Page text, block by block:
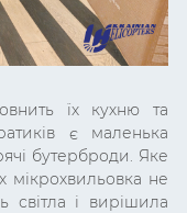
їх кухню та
є маленька
бутерброди. Яке
мікрохвильовка не
світла і вирішила